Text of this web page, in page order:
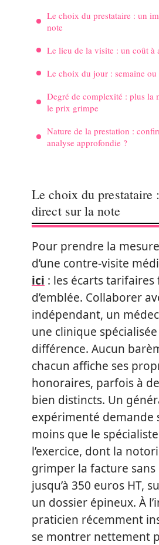
Le choix du prestataire : un
note
Le lieu de la visite : un coût à
Le choix du jour : semaine ou
Degré de complexité : plus la
le prix grimpe
Nature de la prestation :
analyse approfondie ?
Le choix du prestataire
direct sur la note
Pour prendre la
d’une contre-visite
ici : les écarts
d’emblée. Collaborer
indépendant, un
une clinique
différence. Aucun
chacun affiche ses
honoraires, parfois à
bien distincts. Un
expérimenté demande
moins que le
l’exercice, dont la
grimper la facture sans
jusqu’à 350 euros HT,
un dossier épineux. À
praticien récemment
se montrer nettement